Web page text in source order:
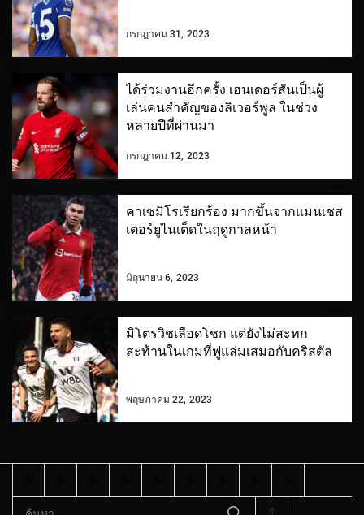
กรกฎาคม 31, 2023
ได้ร่วมงานอีกครั้ง เฮนเดอร์สันเป็นผู้
เล่นคนสำคัญของลิเวอร์พูล ในช่วง
หลายปีที่ผ่านมา
กรกฎาคม 12, 2023
คาเซมิโรเรียกร้อง มากขึ้นจากแมนเชส
เตอร์ยูไนเต็ดในฤดูกาลหน้า
มิถุนายน 6, 2023
มิโตรวิชเลือดโชก แต่ยังไม่สะทก
สะท้านในเกมที่ฟูแล่มเสมอกับคริสตัล
พฤษภาคม 22, 2023
ค้นหา